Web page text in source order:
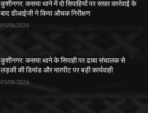
कुशीनगर: कसया थाने में दो सिपाहियों पर सख्त कार्रवाई के
बाद डीआईजी ने किया औचक निरीक्षण
05/08/2026
कुशीनगर: कसया थाने के सिपाही पर ढाबा संचालक से
लड़की की डिमांड और मारपीट पर बड़ी कार्यवाही
05/08/2026